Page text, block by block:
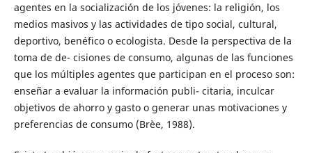
agentes en la socialización de los jóvenes: la religión, los
medios masivos y las actividades de tipo social, cultural,
deportivo, benéfico o ecologista. Desde la perspectiva de la
toma de de- cisiones de consumo, algunas de las funciones
que los múltiples agentes que participan en el proceso son:
enseñar a evaluar la información publi- citaria, inculcar
objetivos de ahorro y gasto o generar unas motivaciones y
preferencias de consumo (Brèe, 1988).